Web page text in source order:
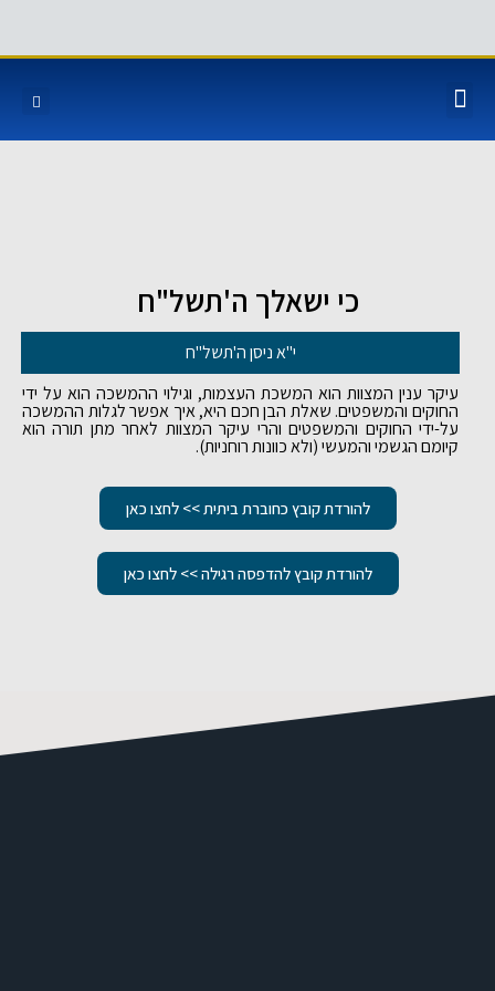
כי ישאלך ה'תשל"ח
י"א ניסן ה'תשל"ח
עיקר ענין המצוות הוא המשכת העצמות, וגילוי ההמשכה הוא על ידי
החוקים והמשפטים. שאלת הבן חכם היא, איך אפשר לגלות ההמשכה
על-ידי החוקים והמשפטים והרי עיקר המצוות לאחר מתן תורה הוא
קיומם הגשמי והמעשי (ולא כוונות רוחניות).
להורדת קובץ כחוברת ביתית >> לחצו כאן
להורדת קובץ להדפסה רגילה >> לחצו כאן